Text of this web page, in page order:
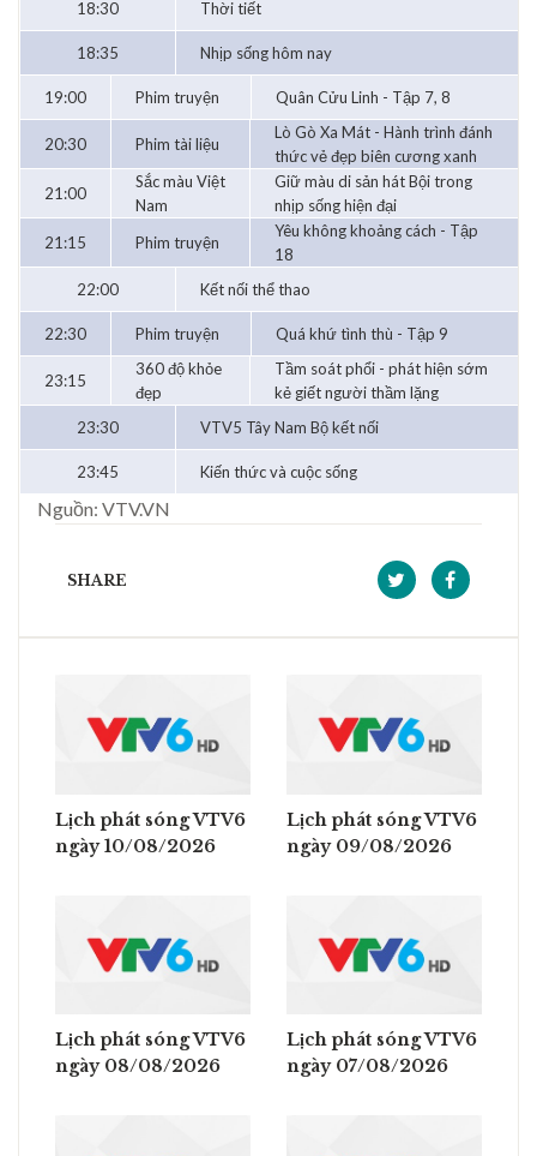
18:30 Thời tiết
18:35 Nhịp sống hôm nay
19:00 Phim truyện Quân Cửu Linh - Tập 7, 8
20:30 Phim tài liệu
Lò Gò Xa Mát - Hành trình đánh
thức vẻ đẹp biên cương xanh
21:00
Sắc màu Việt
Nam
Giữ màu di sản hát Bội trong
nhịp sống hiện đại
21:15
Phim truyện
Yêu không khoảng cách - Tập
18
22:00
Kết nối thể thao
22:30 Phim truyện Quá khứ tình thù - Tập 9
23:15
360 độ khỏe
đẹp
Tầm soát phổi - phát hiện sớm
kẻ giết người thầm lặng
23:30
VTV5 Tây Nam Bộ kết nối
23:45 Kiến thức và cuộc sống
Nguồn: VTV.VN
SHARE
Lịch phát sóng VTV6
ngày 10/08/2026
Lịch phát sóng VTV6
ngày 09/08/2026
Lịch phát sóng VTV6
ngày 08/08/2026
Lịch phát sóng VTV6
ngày 07/08/2026